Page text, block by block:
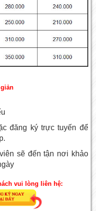
đăng ký trực tuyến để
sẽ đến tận nơi khảo
vui lòng liên hệ: